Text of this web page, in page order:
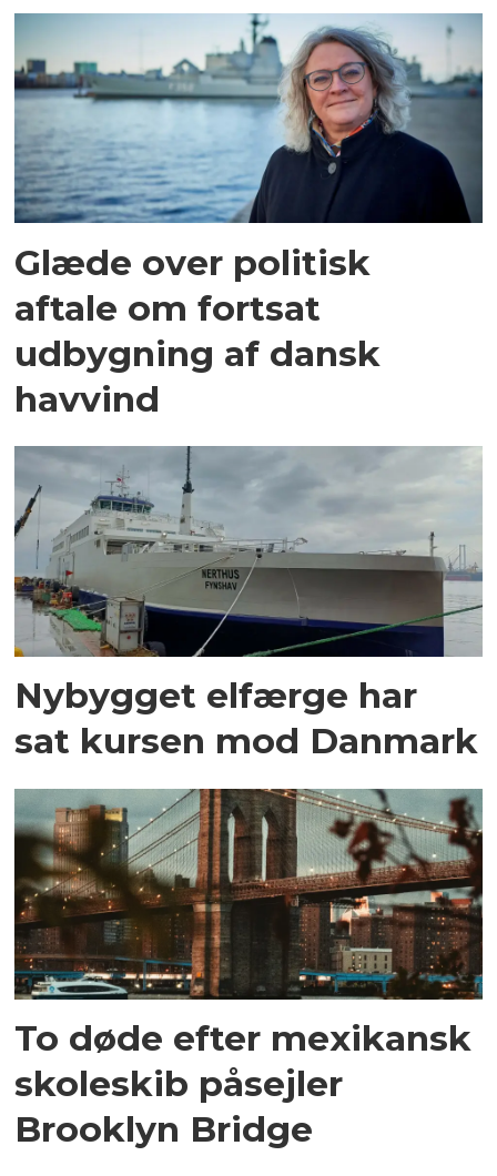
Glæde over politisk
aftale om fortsat
udbygning af dansk
havvind
Nybygget elfærge har
sat kursen mod Danmark
To døde efter mexikansk
skoleskib påsejler
Brooklyn Bridge